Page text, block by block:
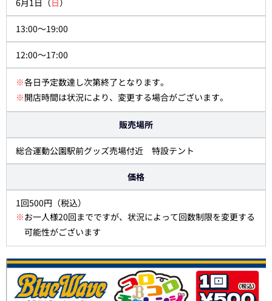
6月1日（ 日 ）
13:00～19:00
12:00～17:00
※各日予定数達し次第終了となります。
※開店時間は状況により、変更する場合がございます。
販売場所
総合運動公園駅前グッズ売場付近 特設テント
価格
1回500円（税込）
※お一人様20回までですが、状況によって回数制限を変更する
可能性がございます